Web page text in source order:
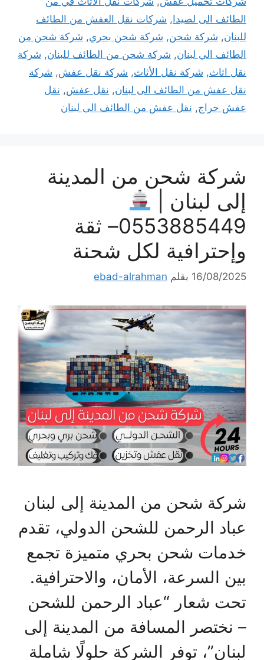
الطائف الى لصيدا, شركات نقل العفش من الطائف
للبنان, شركة شحن, شركة شحن بحري, شركة شحن من
الطائف الي لبنان, شركة شحن من الطائف للبنان, شركة
نقل اثاث, شركة نقل الأثاث, شركة نقل عفش, شركة
نقل عفش من الطائف الى لبنان, نقل عفش, نقل
عفش حراج, نقل عفش من الطائف الى لبنان
شركة شحن من المدينة
إلى لبنان |
0553885449– ثقة
وإحترافية لكل شحنة
16/08/2025 بقلم ebad-alrahman
شركة شحن من المدينة إلى لبنان
عباد الرحمن للشحن الدولي، تقدم
خدمات شحن بحري متميزة تجمع
بين السرعة، الأمان، والاحترافية.
تحت شعار “عباد الرحمن للشحن
– نختصر المسافة من المدينة إلى
لبنان”، توفر الشركة حلولًا شاملة